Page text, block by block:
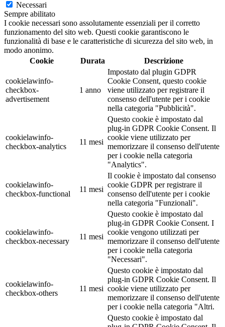
Necessari
Sempre abilitato
I cookie necessari sono assolutamente essenziali per il corretto
funzionamento del sito web. Questi cookie garantiscono le
funzionalità di base e le caratteristiche di sicurezza del sito web, in
modo anonimo.
Cookie
Durata Descrizione
cookielawinfo-
checkbox-
advertisement
1 anno
Impostato dal plugin GDPR
Cookie Consent, questo cookie
viene utilizzato per registrare il
consenso dell'utente per i cookie
nella categoria "Pubblicità".
cookielawinfo-
checkbox-analytics
11 mesi
Questo cookie è impostato dal
plug-in GDPR Cookie Consent. Il
cookie viene utilizzato per
memorizzare il consenso dell'utente
per i cookie nella categoria
"Analytics".
cookielawinfo-
checkbox-functional
11 mesi
Il cookie è impostato dal consenso
cookie GDPR per registrare il
consenso dell'utente per i cookie
nella categoria "Funzionali".
cookielawinfo-
checkbox-necessary
11 mesi
Questo cookie è impostato dal
plug-in GDPR Cookie Consent. I
cookie vengono utilizzati per
memorizzare il consenso dell'utente
per i cookie nella categoria
"Necessari".
cookielawinfo-
checkbox-others
11 mesi
Questo cookie è impostato dal
plug-in GDPR Cookie Consent. Il
cookie viene utilizzato per
memorizzare il consenso dell'utente
per i cookie nella categoria "Altri.
Questo cookie è impostato dal